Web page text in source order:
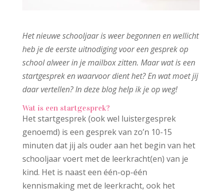
Het nieuwe schooljaar is weer begonnen en wellicht
heb je de eerste uitnodiging voor een gesprek op
school alweer in je mailbox zitten. Maar wat is een
startgesprek en waarvoor dient het? En wat moet jij
daar vertellen? In deze blog help ik je op weg!
Wat is een startgesprek?
Het startgesprek (ook wel luistergesprek
genoemd) is een gesprek van zo’n 10-15
minuten dat jij als ouder aan het begin van het
schooljaar voert met de leerkracht(en) van je
kind. Het is naast een één-op-één
kennismaking met de leerkracht, ook het